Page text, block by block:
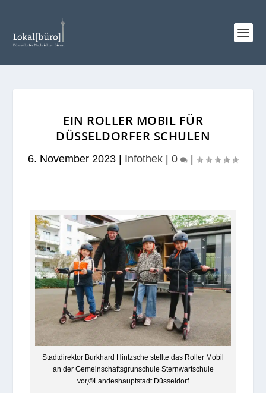
EIN ROLLER MOBIL FÜR
DÜSSELDORFER SCHULEN
6. November 2023 Infothek 0
Stadt­di­rek­tor Burk­hard Hintzsche stellte das Rol­ler Mobil
an der Gemein­schafts­grun­schule Stern­wart­schule
vor,©Landeshauptstadt Düsseldorf